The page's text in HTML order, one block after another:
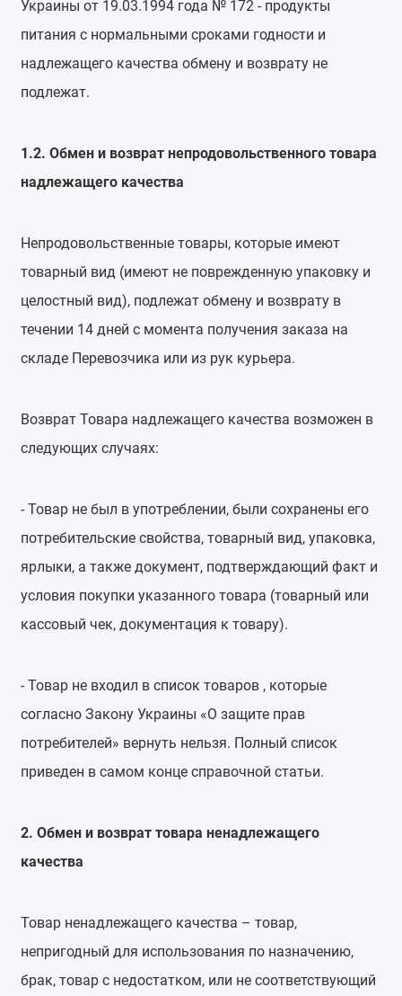
Украины от 19.03.1994 года № 172 - продукты
питания с нормальными сроками годности и
надлежащего качества обмену и возврату не
подлежат.
1.2. Обмен и возврат непродовольственного товара
надлежащего качества
Непродовольственные товары, которые имеют
товарный вид (имеют не поврежденную упаковку и
целостный вид), подлежат обмену и возврату в
течении 14 дней с момента получения заказа на
складе Перевозчика или из рук курьера.
Возврат Товара надлежащего качества возможен в
следующих случаях:
- Товар не был в употреблении, были сохранены его
потребительские свойства, товарный вид, упаковка,
ярлыки, а также документ, подтверждающий факт и
условия покупки указанного товара (товарный или
кассовый чек, документация к товару).
- Товар не входил в список товаров , которые
согласно Закону Украины «О защите прав
потребителей» вернуть нельзя. Полный список
приведен в самом конце справочной статьи.
2. Обмен и возврат товара ненадлежащего
качества
Товар ненадлежащего качества – товар,
непригодный для использования по назначению,
брак, товар с недостатком, или не соответствующий